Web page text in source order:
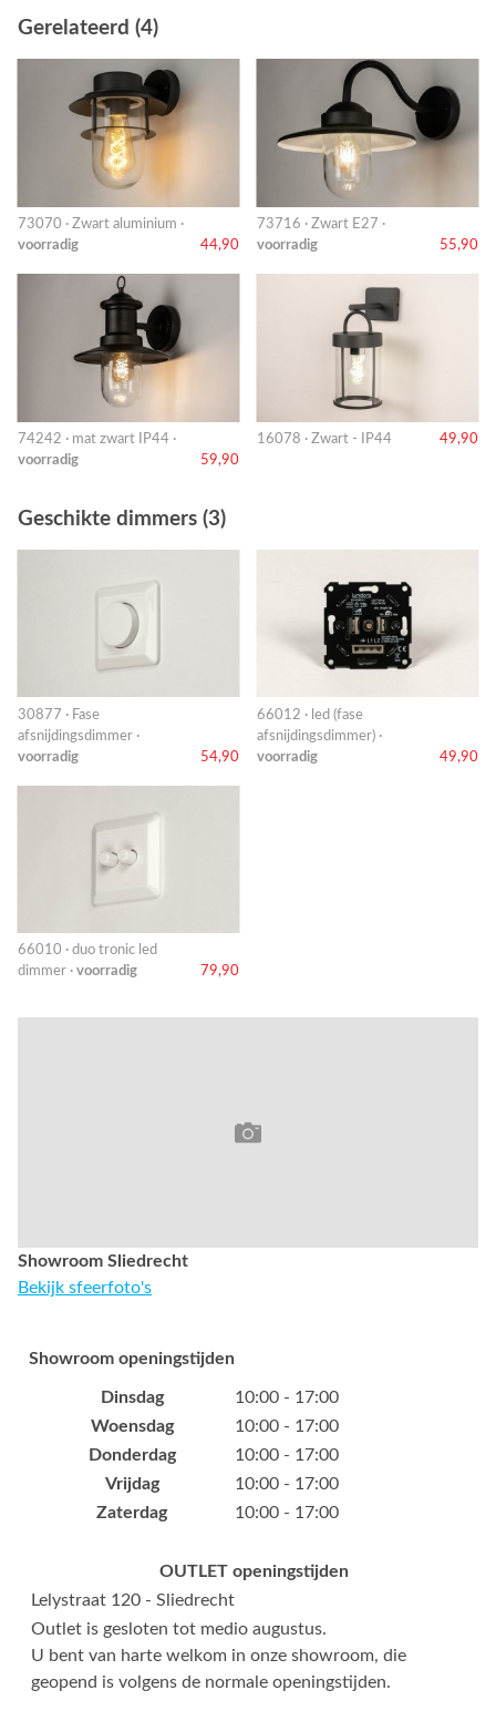
Gerelateerd (4)
73070 · Zwart aluminium ·
voorradig
44,90
73716 · Zwart E27 ·
voorradig
55,90
74242 · mat zwart IP44 ·
voorradig
59,90
16078 · Zwart - IP44 49,90
Geschikte dimmers (3)
30877 · Fase
afsnijdingsdimmer ·
voorradig
54,90
66012 · led (fase
afsnijdingsdimmer) ·
voorradig
49,90
66010 · duo tronic led
dimmer · voorradig 79,90
Showroom Sliedrecht
Bekijk sfeerfoto's
Showroom openingstijden
Dinsdag
10:00 - 17:00
Woensdag
10:00 - 17:00
Donderdag
10:00 - 17:00
Vrijdag
10:00 - 17:00
Zaterdag
10:00 - 17:00
OUTLET openingstijden
Lelystraat 120 - Sliedrecht
Outlet is gesloten tot medio augustus.
U bent van harte welkom in onze showroom, die
geopend is volgens de normale openingstijden.